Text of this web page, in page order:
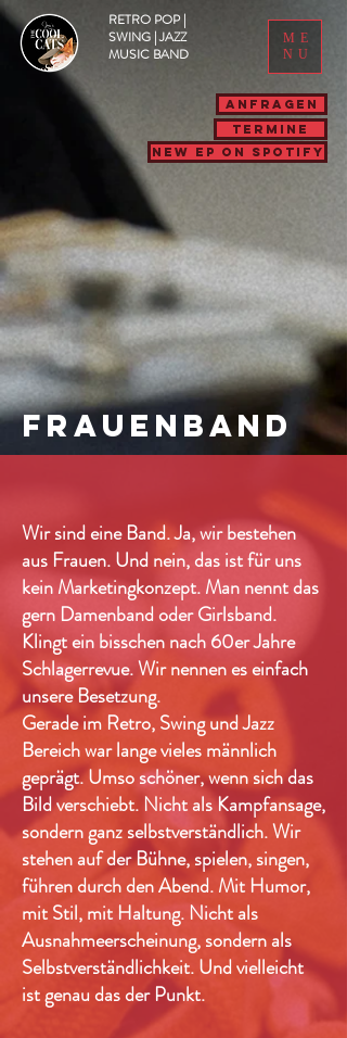
ME
NU
RETRO POP |
SWING | JAZZ
MUSIC BAND
ANFRAGEN
Termine
NEW EP ON SPOTIFY
Frauenband
Wir sind eine Band. Ja, wir bestehen
aus Frauen. Und nein, das ist für uns
kein Marketingkonzept. Man nennt das
gern Damenband oder Girlsband.
Klingt ein bisschen nach 60er Jahre
Schlagerrevue. Wir nennen es einfach
unsere Besetzung.
Gerade im Retro, Swing und Jazz
Bereich war lange vieles männlich
geprägt. Umso schöner, wenn sich das
Bild verschiebt. Nicht als Kampfansage,
sondern ganz selbstverständlich. Wir
stehen auf der Bühne, spielen, singen,
führen durch den Abend. Mit Humor,
mit Stil, mit Haltung. Nicht als
Ausnahmeerscheinung, sondern als
Selbstverständlichkeit. Und vielleicht
ist genau das der Punkt.